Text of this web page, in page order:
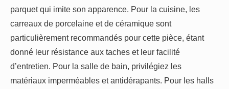
parquet qui imite son apparence. Pour la cuisine, les
carreaux de porcelaine et de céramique sont
particulièrement recommandés pour cette pièce, étant
donné leur résistance aux taches et leur facilité
d’entretien. Pour la salle de bain, privilégiez les
matériaux imperméables et antidérapants. Pour les halls